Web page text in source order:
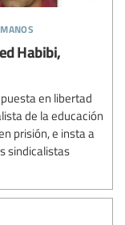
Habibi,
en libertad
de la educación
prisión, e insta a
sindicalistas